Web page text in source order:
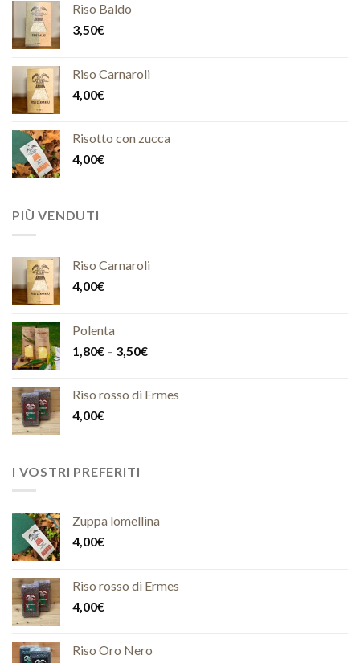
Riso Baldo
3,50€
Riso Carnaroli
4,00€
Risotto con zucca
4,00€
PIÙ VENDUTI
Riso Carnaroli
4,00€
Polenta
1,80€ – 3,50€
Riso rosso di Ermes
4,00€
I VOSTRI PREFERITI
Zuppa lomellina
4,00€
Riso rosso di Ermes
4,00€
Riso Oro Nero